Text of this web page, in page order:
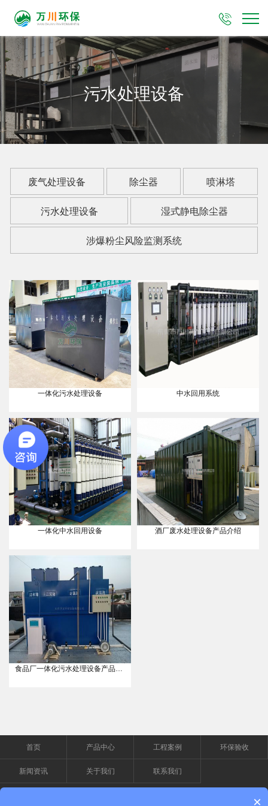

污水处理设备
废气处理设备 除尘器 喷淋塔
污水处理设备 湿式静电除尘器
涉爆粉尘风险监测系统
一体化污水处理设备 中水回用系统
一体化中水回用设备 酒厂废水处理设备产品介绍
首页 产品中心 工程案例 环保验收
新闻资讯 关于我们 联系我们
×